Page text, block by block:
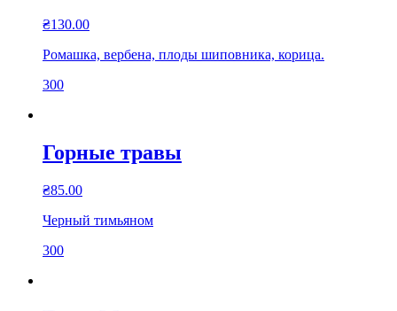
₴130.00
Ромашка, вербена, плоды шиповника, корица.
300
Горные травы
₴85.00
Черный тимьяном
300